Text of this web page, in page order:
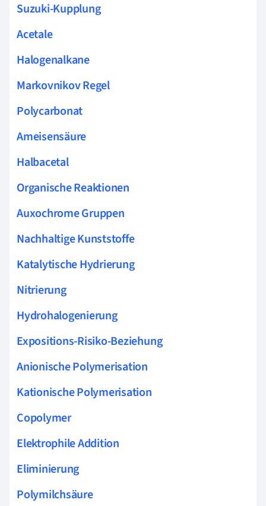
Suzuki-Kupplung
Acetale
Halogenalkane
Markovnikov Regel
Polycarbonat
Ameisensäure
Halbacetal
Organische Reaktionen
Auxochrome Gruppen
Nachhaltige Kunststoffe
Katalytische Hydrierung
Nitrierung
Hydrohalogenierung
Expositions-Risiko-Beziehung
Anionische Polymerisation
Kationische Polymerisation
Copolymer
Elektrophile Addition
Eliminierung
Polymilchsäure